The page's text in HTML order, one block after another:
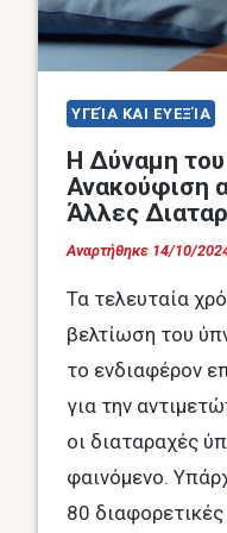
ΥΓΕΊΑ ΚΑΙ ΕΥΕΞΊΑ
Η Δύναμη
Ανακούφιση
Άλλες
Αναρτήθηκε 14/10/
Τα τελευταία
βελτίωση του
το ενδιαφέρον
για την
οι διαταραχές
φαινόμενο.
80